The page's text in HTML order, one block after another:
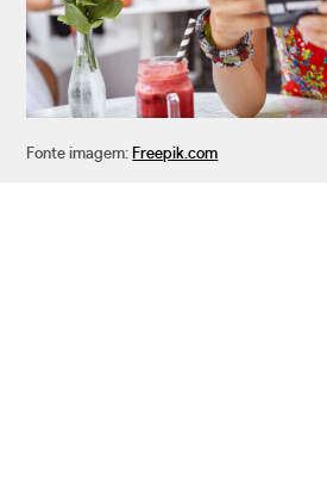
Fonte imagem: Freepik.com